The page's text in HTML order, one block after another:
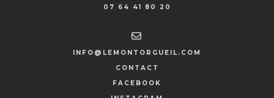
07 64 41 80 20
INFO@LEMONTORGUEIL.COM
CONTACT
FACEBOOK